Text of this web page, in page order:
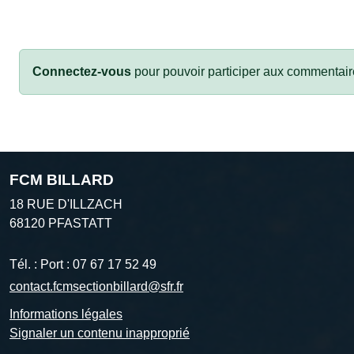
Connectez-vous pour pouvoir participer aux
FCM BILLARD
18 RUE D'ILLZACH
68120 PFASTATT
Tél. : Port : 07 67 17 52 49
contact.fcmsectionbillard@sfr.fr
Informations légales
Signaler un contenu inapproprié